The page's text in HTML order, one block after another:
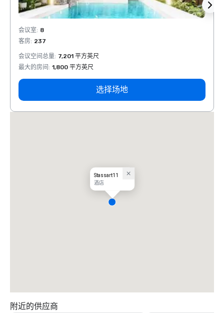
会议室: 8
客房: 237
会议空间总量: 7,201 平方英尺
最大的房间 : 1,800 平方英尺
选择场地
Stassart11
酒店
附近的供应商